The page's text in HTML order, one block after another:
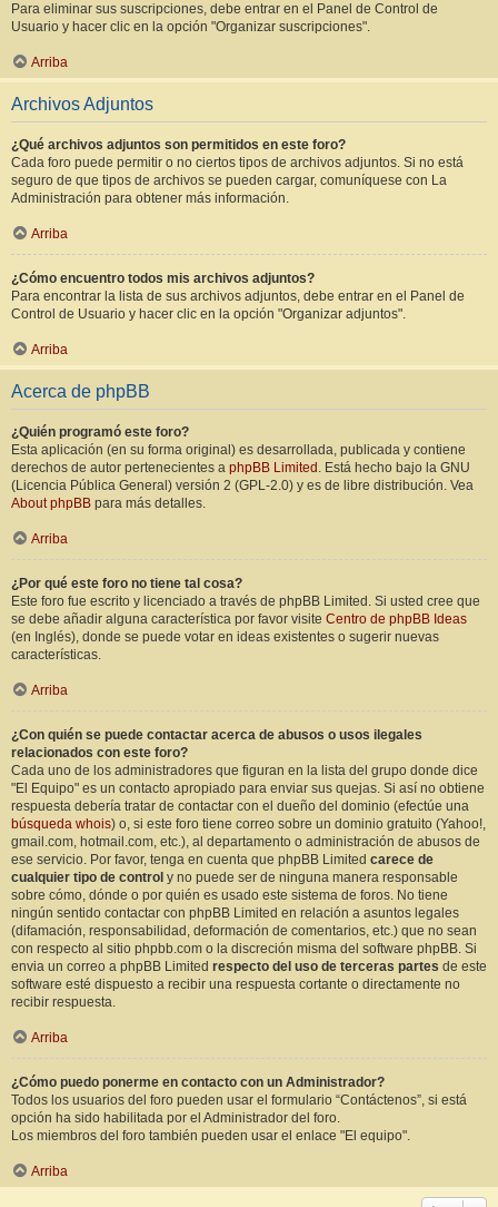
Para eliminar sus suscripciones, debe entrar en el Panel de Control de
Usuario y hacer clic en la opción "Organizar suscripciones".
Arriba
Archivos Adjuntos
¿Qué archivos adjuntos son permitidos en este foro?
Cada foro puede permitir o no ciertos tipos de archivos adjuntos. Si no está
seguro de que tipos de archivos se pueden cargar, comuníquese con La
Administración para obtener más información.
Arriba
¿Cómo encuentro todos mis archivos adjuntos?
Para encontrar la lista de sus archivos adjuntos, debe entrar en el Panel de
Control de Usuario y hacer clic en la opción "Organizar adjuntos".
Arriba
Acerca de phpBB
¿Quién programó este foro?
Esta aplicación (en su forma original) es desarrollada, publicada y contiene
derechos de autor pertenecientes a phpBB Limited . Está hecho bajo la GNU
(Licencia Pública General) versión 2 (GPL-2.0) y es de libre distribución. Vea
About phpBB para más detalles.
Arriba
¿Por qué este foro no tiene tal cosa?
Este foro fue escrito y licenciado a través de phpBB Limited. Si usted cree que
se debe añadir alguna característica por favor visite Centro de phpBB Ideas
(en Inglés), donde se puede votar en ideas existentes o sugerir nuevas
características.
Arriba
¿Con quién se puede contactar acerca de abusos o usos ilegales
relacionados con este foro?
Cada uno de los administradores que figuran en la lista del grupo donde dice
"El Equipo" es un contacto apropiado para enviar sus quejas. Si así no obtiene
respuesta debería tratar de contactar con el dueño del dominio (efectúe una
búsqueda whois) o, si este foro tiene correo sobre un dominio gratuito (Yahoo!,
gmail.com, hotmail.com, etc.), al departamento o administración de abusos de
ese servicio. Por favor, tenga en cuenta que phpBB Limited carece de
cualquier tipo de control y no puede ser de ninguna manera responsable
sobre cómo, dónde o por quién es usado este sistema de foros. No tiene
ningún sentido contactar con phpBB Limited en relación a asuntos legales
(difamación, responsabilidad, deformación de comentarios, etc.) que no sean
con respecto al sitio phpbb.com o la discreción misma del software phpBB. Si
envia un correo a phpBB Limited respecto del uso de terceras partes de este
software esté dispuesto a recibir una respuesta cortante o directamente no
recibir respuesta.
Arriba
¿Cómo puedo ponerme en contacto con un Administrador?
Todos los usuarios del foro pueden usar el formulario “Contáctenos”, si está
opción ha sido habilitada por el Administrador del foro.
Los miembros del foro también pueden usar el enlace "El equipo".
Arriba